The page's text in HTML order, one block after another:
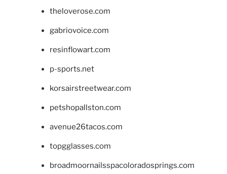
theloverose.com
gabriovoice.com
resinflowart.com
p-sports.net
korsairstreetwear.com
petshopallston.com
avenue26tacos.com
topgglasses.com
broadmoornailsspacoloradosprings.com